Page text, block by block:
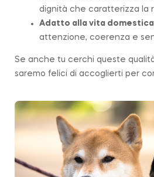
dignità che caratterizza la
Adatto alla vita domestica
attenzione, coerenza e
Se anche tu cerchi queste
saremo felici di accoglierti per